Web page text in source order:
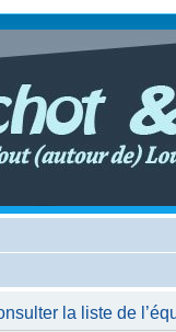
la liste de